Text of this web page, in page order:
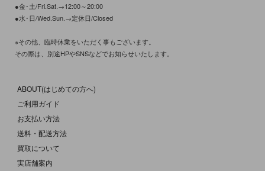
●金･土/Fri.Sat.→12:00～20:00
●水･日/Wed.Sun.→定休日/Closed
※その他、臨時休業をいただく事もございます。
その際は、別途HPやSNSなどでお知らせいたします。
ABOUT(はじめての方へ)
ご利用ガイド
お支払い方法
送料・配送方法
買取について
実店舗案内